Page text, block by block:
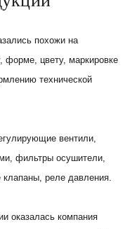
похожи на
форме, цвету, маркировке
технической
вентили,
фильтры осушители,
реле давления.
оказалась компания